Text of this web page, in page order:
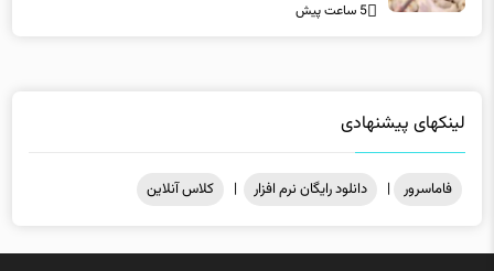
5 ساعت پیش
لینکهای پیشنهادی
فاماسرور | دانلود رایگان نرم افزار | کلاس آنلاین